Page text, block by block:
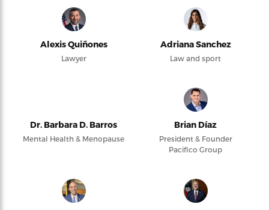
Alexis Quiñones
Lawyer
Adriana Sanchez
Law and sport
Dr. Barbara D. Barros
Mental Health & Menopause
Brian Díaz
President & Founder
Pacifico Group